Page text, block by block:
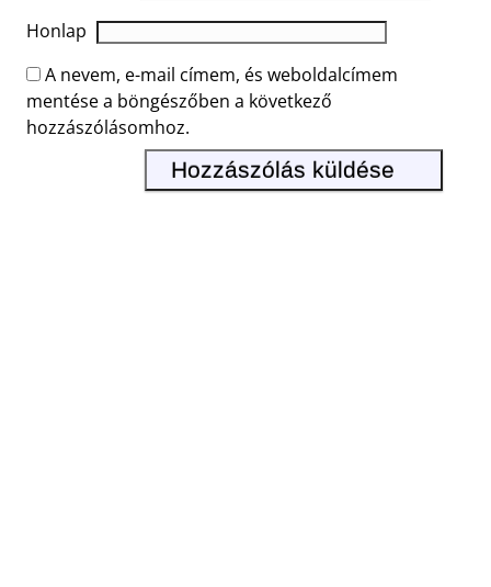
Honlap
A nevem, e-mail címem, és weboldalcímem
mentése a böngészőben a következő
hozzászólásomhoz.